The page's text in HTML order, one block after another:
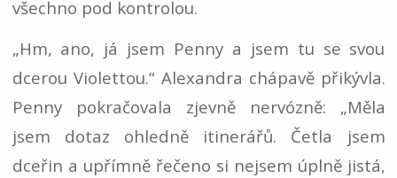
všechno pod kontrolou.
„Hm, ano, já jsem Penny a jsem tu se svou
dcerou Violettou.“ Alexandra chápavě přikývla.
Penny pokračovala zjevně nervózně: „Měla
jsem dotaz ohledně itinerářů. Četla jsem
dceřin a upřímně řečeno si nejsem úplně jistá,